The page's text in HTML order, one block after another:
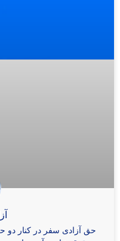
حق آزادی سفر در کنار دو